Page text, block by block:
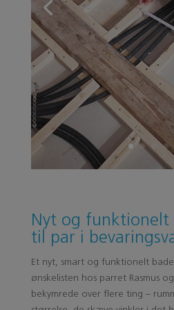
Nyt og funktionelt
til par i
Et nyt, smart og funktionelt
ønskelisten hos parret Rasmus
bekymrede over flere ting –